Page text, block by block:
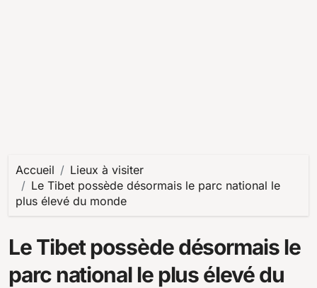
Accueil
Lieux à visiter
Le Tibet possède désormais le parc national le
plus élevé du monde
Le Tibet possède désormais le
parc national le plus élevé du